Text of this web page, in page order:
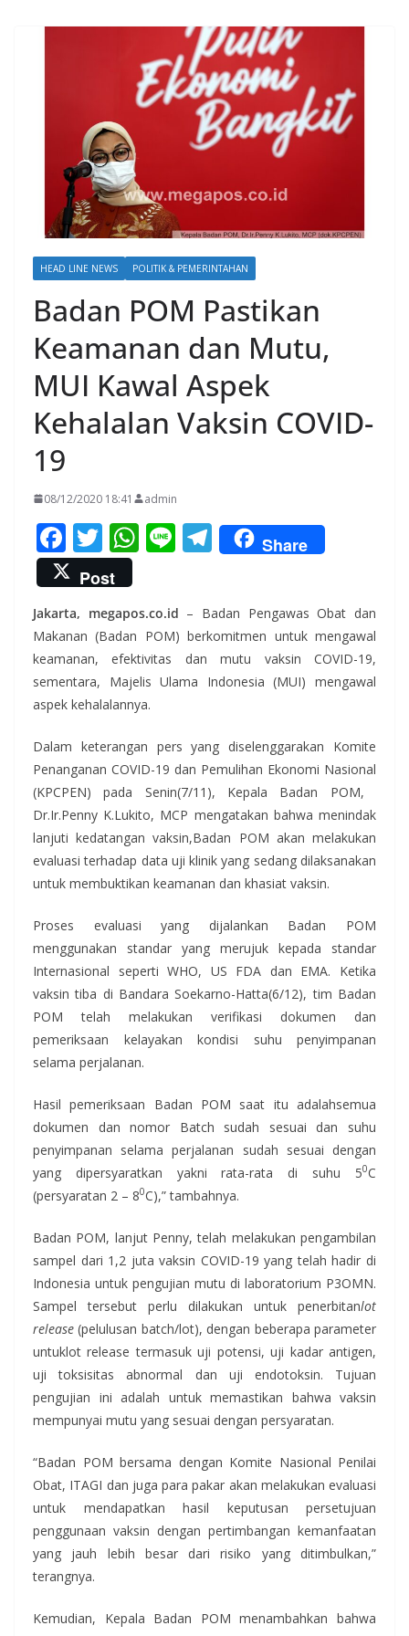
HEAD LINE NEWS POLITIK & PEMERINTAHAN
Badan POM Pastikan
Keamanan dan Mutu,
MUI Kawal Aspek
Kehalalan Vaksin COVID-
19
08/12/2020 18:41 admin
F
ac
e
b
o
o
k
T
w
itt
er
W
s
A
p
p
Li T
el
gr
a
m
Share
Post
Jakarta, megapos.co.id – Badan Pengawas Obat dan
Makanan (Badan POM) berkomitmen untuk mengawal
keamanan, efektivitas dan mutu vaksin COVID-19,
sementara, Majelis Ulama Indonesia (MUI) mengawal
aspek kehalalannya.
Dalam​ keterangan pers yang diselenggarakan ​Komite
Penanganan COVID-19 dan Pemulihan Ekonomi Nasional
(KPCPEN) pada Senin(7/11), ​Kepala Badan POM, ​
Dr.Ir.Penny K.Lukito, MCP mengatakan bahwa menindak
lanjuti kedatangan vaksin,​Badan POM akan melakukan
evaluasi terhadap data uji klinik yang sedang dilaksanakan
untuk membuktikan keamanan dan khasiat vaksin.
Proses evaluasi yang dijalankan Badan POM
menggunakan standar yang merujuk kepada standar
Internasional seperti WHO, US FDA dan EMA. Ketika
vaksin tiba di Bandara Soekarno-Hatta(6/12), tim Badan
POM telah melakukan verifikasi dokumen dan
pemeriksaan kelayakan kondisi suhu penyimpanan
selama perjalanan.
Hasil pemeriksaan Badan POM saat itu adalah​semua
dokumen dan nomor Batch sudah sesuai dan suhu
penyimpanan selama perjalanan sudah sesuai dengan
yang dipersyaratkan yakni rata-rata di suhu 5​0C
(persyaratan 2 – 8​0C),” tambahnya.
Badan POM, lanjut Penny, telah melakukan pengambilan
sampel dari 1,2 juta vaksin COVID-19 yang telah hadir di
Indonesia untuk pengujian mutu di laboratorium P3OMN.
Sampel tersebut perlu dilakukan untuk penerbitan​lot
release (pelulusan batch/lot), dengan beberapa parameter
untuk​lot release termasuk uji potensi, uji kadar antigen,
uji toksisitas abnormal dan uji endotoksin. Tujuan
pengujian ini adalah untuk memastikan bahwa vaksin
mempunyai mutu yang sesuai dengan persyaratan.
“Badan POM bersama dengan Komite Nasional Penilai
Obat, ITAGI dan juga para pakar akan melakukan evaluasi
untuk mendapatkan hasil keputusan persetujuan
penggunaan vaksin dengan pertimbangan kemanfaatan
yang jauh lebih besar dari risiko yang ditimbulkan,”
terangnya.
Kemudian, Kepala Badan POM menambahkan bahwa